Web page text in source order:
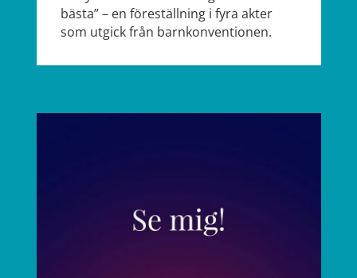
bästa” – en föreställning i fyra akter
som utgick från barnkonventionen.